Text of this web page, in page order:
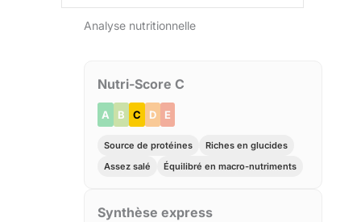
Analyse nutritionnelle
Nutri-Score C
A B C D E
Source de protéines
Riches en glucides
Assez salé
Équilibré en macro-nutriments
Synthèse express